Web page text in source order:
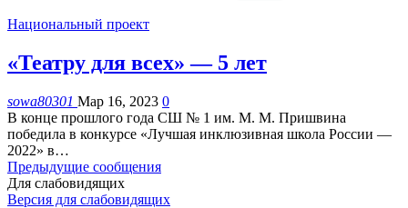
Национальный проект
«Театру для всех» — 5 лет
sowa80301 Мар 16, 2023 0
В конце прошлого года СШ № 1 им. М. М. Пришвина
победила в конкурсе «Лучшая инклюзивная школа России —
2022» в…
Предыдущие сообщения
Для слабовидящих
Версия для слабовидящих